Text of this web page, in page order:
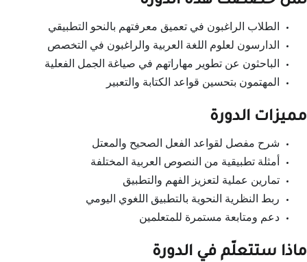
الطلاب الراغبون في تعميق معرفتهم بالنحو التطبيقي
الدارسون لعلوم اللغة العربية والراغبون في التخصص
الباحثون عن تطوير مهاراتهم في صياغة الجمل الفعلية
المهتمون بتحسين قواعد الكتابة والتعبير
مميزات الدورة
شرح مفصل لقواعد الفعل الصحيح والمعتل
أمثلة تطبيقية من النصوص العربية المختلفة
تمارين عملية لتعزيز الفهم والتطبيق
ربط النظرية النحوية بالتطبيق اللغوي اليومي
دعم ومتابعة مستمرة للمتعلمين
ماذا ستتعلّم في الدورة